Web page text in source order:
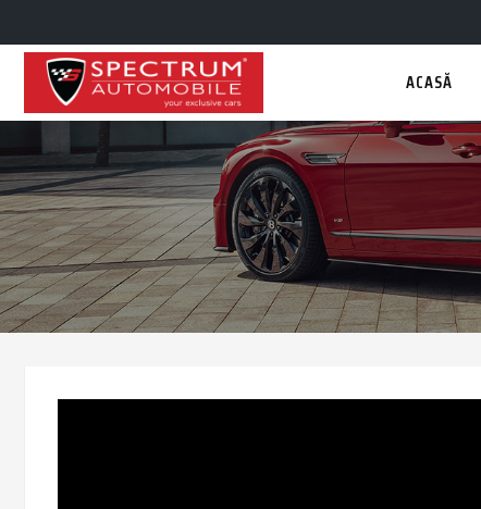
ACASĂ